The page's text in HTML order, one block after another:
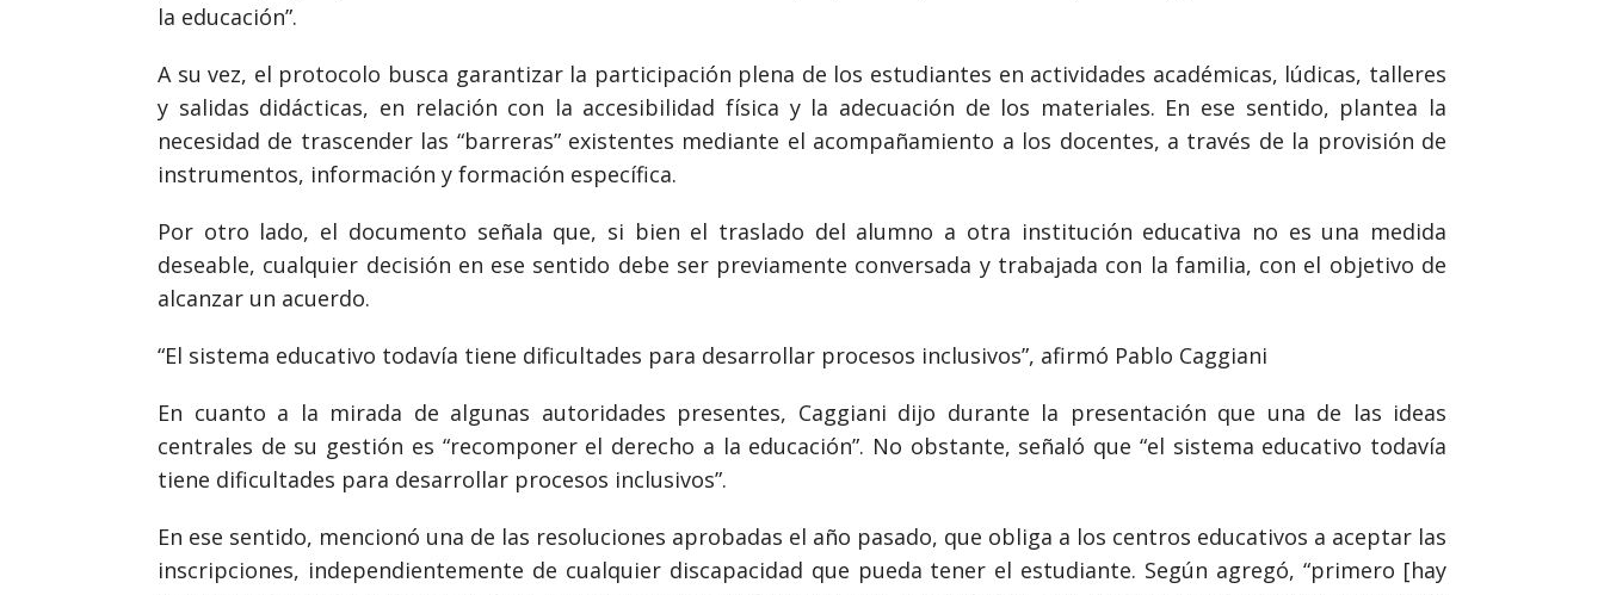
la educación”.
A su vez, el protocolo busca garantizar la participación plena de los estudiantes en actividades académicas, lúdicas, talleres
y salidas didácticas, en relación con la accesibilidad física y la adecuación de los materiales. En ese sentido, plantea la
necesidad de trascender las “barreras” existentes mediante el acompañamiento a los docentes, a través de la provisión de
instrumentos, información y formación específica.
Por otro lado, el documento señala que, si bien el traslado del alumno a otra institución educativa no es una medida
deseable, cualquier decisión en ese sentido debe ser previamente conversada y trabajada con la familia, con el objetivo de
alcanzar un acuerdo.
“El sistema educativo todavía tiene dificultades para desarrollar procesos inclusivos”, afirmó Pablo Caggiani
En cuanto a la mirada de algunas autoridades presentes, Caggiani dijo durante la presentación que una de las ideas
centrales de su gestión es “recomponer el derecho a la educación”. No obstante, señaló que “el sistema educativo todavía
tiene dificultades para desarrollar procesos inclusivos”.
En ese sentido, mencionó una de las resoluciones aprobadas el año pasado, que obliga a los centros educativos a aceptar las
inscripciones, independientemente de cualquier discapacidad que pueda tener el estudiante. Según agregó, “primero [hay